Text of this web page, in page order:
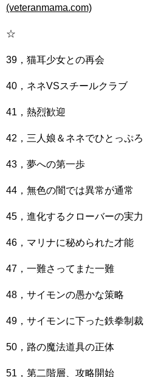
(veteranmama.com)
☆
39，猫耳少女との再会
40，ネネVSスチールクラブ
41，熱烈歓迎
42，三人娘＆ネネでひとっぷろ
43，夢への第一歩
44，無色の闇では異常が通常
45，進化するクローバーの実力
46，マリナに秘められた才能
47，一難さってまた一難
48，サイモンの愚かな策略
49，サイモンに下った鉄拳制裁
50，路の魔法道具の正体
51，第二階層、攻略開始